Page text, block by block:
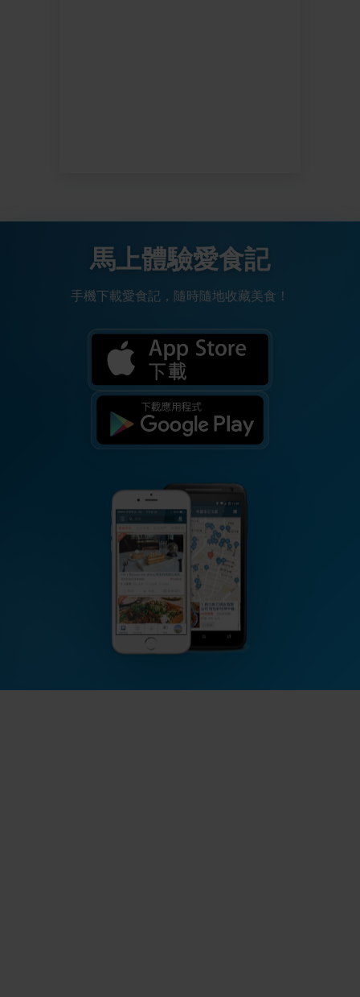
馬上體驗愛食記
手機下載愛食記，隨時隨地收藏美食！